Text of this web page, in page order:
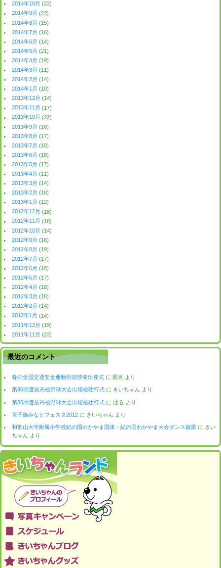
2014年10月 (22)
2014年9月 (23)
2014年8月 (15)
2014年7月 (16)
2014年6月 (14)
2014年5月 (21)
2014年4月 (19)
2014年3月 (11)
2014年2月 (14)
2014年1月 (10)
2013年12月 (14)
2013年11月 (17)
2013年10月 (22)
2013年9月 (16)
2013年8月 (17)
2013年7月 (18)
2013年6月 (16)
2013年5月 (17)
2013年4月 (11)
2013年3月 (14)
2013年2月 (18)
2013年1月 (12)
2012年12月 (18)
2012年11月 (18)
2012年10月 (14)
2012年9月 (16)
2012年8月 (19)
2012年7月 (17)
2012年6月 (18)
2012年5月 (17)
2012年4月 (18)
2012年3月 (18)
2012年2月 (14)
2012年1月 (14)
2011年12月 (19)
2011年11月 (23)
最近のコメント
春の全国交通安全運動街頭啓発出発式 に匿名 より
第86回選抜高校野球大会出場校壮行式 に きいちゃん より
第86回選抜高校野球大会出場校壮行式 にはる より
宮子姫みなとフェスタ2012 に きいちゃん より
和歌山大学附属小学校紀の国わかやま国体・紀の国わかやま大会ダンス披露 に きい
ちゃん より